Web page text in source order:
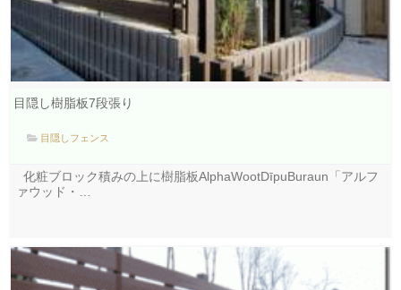
目隠し樹脂板7段張り
目隠しフェンス
化粧ブロック積みの上に樹脂板AlphaWootDīpuBuraun「アルフ
ァウッド・…